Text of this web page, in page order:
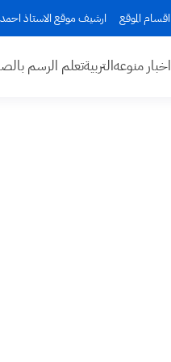
اقسام الموقع ارشيف موقع الاستاذ
اخبار منوعهالتربيةتعلم الرسم